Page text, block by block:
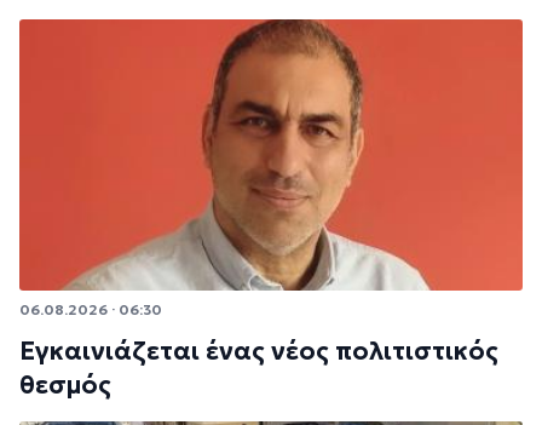
06.08.2026 · 06:30
Εγκαινιάζεται ένας νέος πολιτιστικός
θεσμός